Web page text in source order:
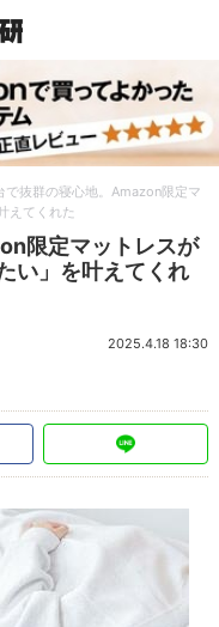
で抜群の寝心地。Amazon限定マ
えてくれた
限定マットレスが
い」を叶えてくれ
2025.4.18 18:30